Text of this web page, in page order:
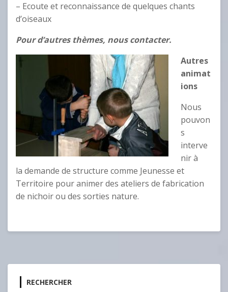
– Ecoute et reconnaissance de quelques chants
d’oiseaux
Pour d’autres thèmes, nous contacter.
Autres
animat
ions
Nous
pouvon
s
interve
nir à
la demande de structure comme Jeunesse et
Territoire pour animer des ateliers de fabrication
de nichoir ou des sorties nature.
RECHERCHER